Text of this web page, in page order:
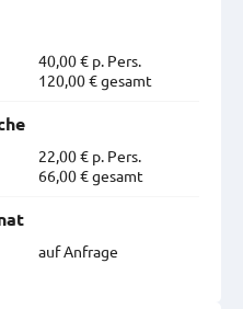
40,00 € p. Pers.
120,00 € gesamt
22,00 € p. Pers.
66,00 € gesamt
auf Anfrage